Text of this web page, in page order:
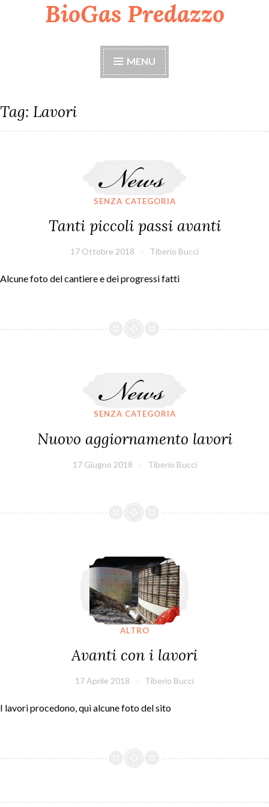
BioGas Predazzo
MENU
Tag: Lavori
SENZA CATEGORIA
Tanti piccoli passi avanti
17 Ottobre 2018 Tiberio Bucci
Alcune foto del cantiere e dei progressi fatti
SENZA CATEGORIA
Nuovo aggiornamento lavori
17 Giugno 2018 Tiberio Bucci
Avanti con i lavori
ALTRO
Avanti con i lavori
17 Aprile 2018 Tiberio Bucci
I lavori procedono, qui alcune foto del sito